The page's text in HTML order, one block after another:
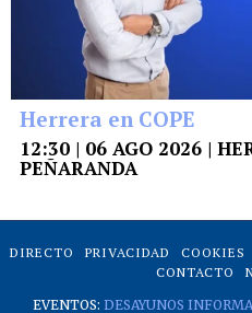
Herrera en COPE
12:30 | 06 AGO 2026 |
PEÑARANDA
DIRECTO PRIVACIDAD COOKIES
CONTACTO
EVENTOS: DESAYUNOS